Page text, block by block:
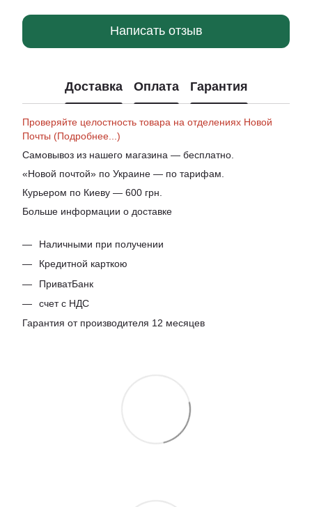
Написать отзыв
Доставка Оплата Гарантия
Проверяйте целостность товара на отделениях Новой
Почты (Подробнее...)
Самовывоз из нашего магазина — бесплатно.
«Новой почтой» по Украине — по тарифам.
Курьером по Киеву — 600 грн.
Больше информации о доставке
Наличными при получении
Кредитной карткою
ПриватБанк
счет с НДС
Гарантия от производителя 12 месяцев